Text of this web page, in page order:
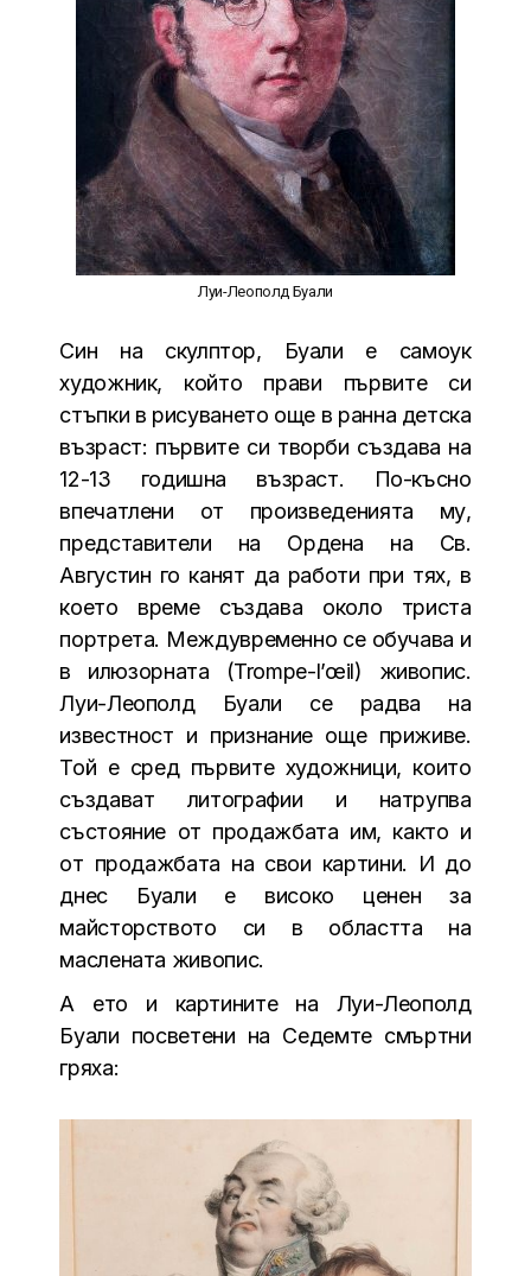
Луи-Леополд Буали
Син на скулптор, Буали е самоук
художник, който прави първите си
стъпки в рисуването още в ранна детска
възраст: първите си творби създава на
12-13 годишна възраст. По-късно
впечатлени от произведенията му,
представители на Ордена на Св.
Августин го канят да работи при тях, в
което време създава около триста
портрета. Междувременно се обучава и
в илюзорната (Trompe-l’œil) живопис.
Луи-Леополд Буали се радва на
известност и признание още приживе.
Той е сред първите художници, които
създават литографии и натрупва
състояние от продажбата им, както и
от продажбата на свои картини. И до
днес Буали е високо ценен за
майсторството си в областта на
маслената живопис.
А ето и картините на Луи-Леополд
Буали посветени на Седемте смъртни
гряха: